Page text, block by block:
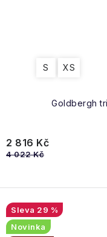
Goldbergh
S XS
2 816 Kč
4 022 Kč
29 %
Novinka